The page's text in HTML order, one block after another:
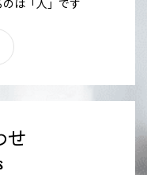
は「人」です
せ